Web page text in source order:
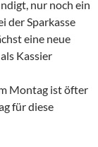
nur noch ein
der Sparkasse
eine neue
Kassier
Montag ist öfter
für diese